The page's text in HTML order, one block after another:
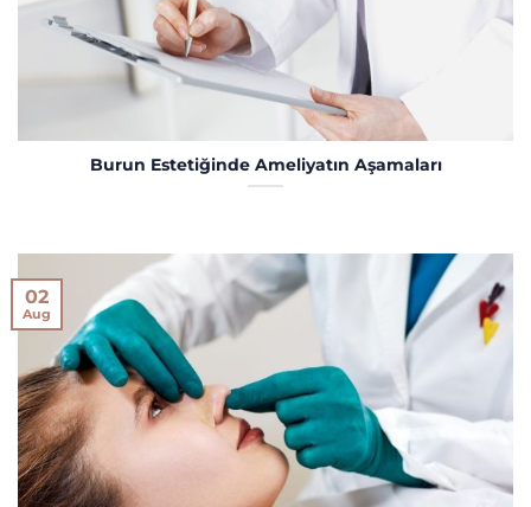
Burun Estetiğinde Ameliyatın Aşamaları
02
Aug